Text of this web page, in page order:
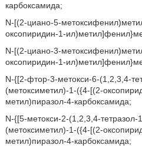
карбоксамида;
N-[(2-циано-5-
оксопиридин-1-
N-[(2-циано-3-
оксопиридин-1-
N-{[2-фтор-3-метокси-6-(1,2,3,4-
(метоксиметил)-1-({4-[(2-
метил)пиразол-4-карбоксамида;
N-{[5-метокси-2-(1,2,3,4-
(метоксиметил)-1-({4-[(2-
метил)пиразол-4-карбоксамида;